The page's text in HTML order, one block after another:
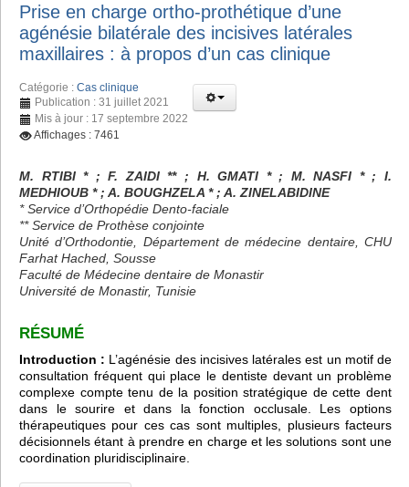
Prise en charge ortho-prothétique d’une
agénésie bilatérale des incisives latérales
maxillaires : à propos d’un cas clinique
Catégorie : Cas clinique
Publication : 31 juillet 2021
Mis à jour : 17 septembre 2022
Affichages : 7461
M. RTIBI * ; F. ZAIDI ** ; H. GMATI * ; M. NASFI * ; I.
MEDHIOUB * ; A. BOUGHZELA * ; A. ZINELABIDINE
* Service d’Orthopédie Dento-faciale
** Service de Prothèse conjointe
Unité d’Orthodontie, Département de médecine dentaire, CHU
Farhat Hached, Sousse
Faculté de Médecine dentaire de Monastir
Université de Monastir, Tunisie
RÉSUMÉ
Introduction : L’agénésie des incisives latérales est un motif de
consultation fréquent qui place le dentiste devant un problème
complexe compte tenu de la position stratégique de cette dent
dans le sourire et dans la fonction occlusale. Les options
thérapeutiques pour ces cas sont multiples, plusieurs facteurs
décisionnels étant à prendre en charge et les solutions sont une
coordination pluridisciplinaire.